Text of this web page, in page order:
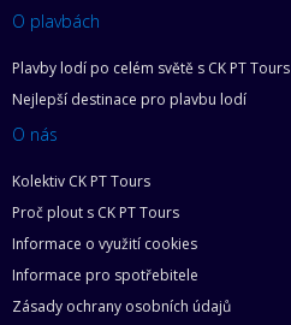
O plavbách
Plavby lodí po celém světě s CK PT Tours
Nejlepší destinace pro plavbu lodí
O nás
Kolektiv CK PT Tours
Proč plout s CK PT Tours
Informace o využití cookies
Informace pro spotřebitele
Zásady ochrany osobních údajů